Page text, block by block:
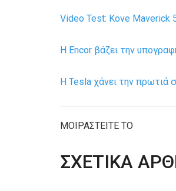
Video Test: Kove Maverick
H Encor βάζει την
H Tesla χάνει την πρωτιά
ΜΟΙΡΑΣΤΕΙΤΕ ΤΟ
ΣΧΕΤΙΚΑ